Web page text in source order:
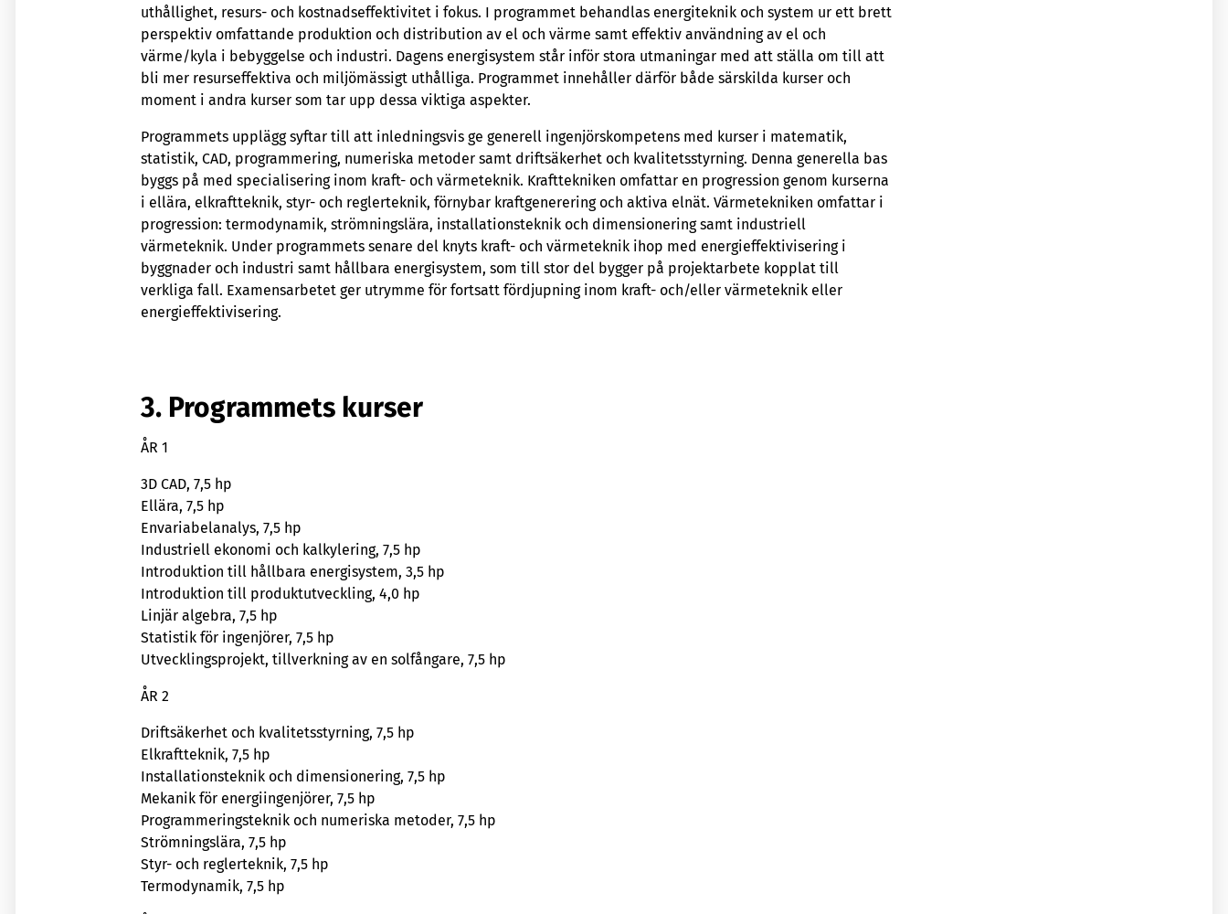
uthållighet, resurs- och kostnadseffektivitet i fokus. I programmet behandlas energiteknik och system ur ett brett
perspektiv omfattande produktion och distribution av el och värme samt effektiv användning av el och
värme/kyla i bebyggelse och industri. Dagens energisystem står inför stora utmaningar med att ställa om till att
bli mer resurseffektiva och miljömässigt uthålliga. Programmet innehåller därför både särskilda kurser och
moment i andra kurser som tar upp dessa viktiga aspekter.
Programmets upplägg syftar till att inledningsvis ge generell ingenjörskompetens med kurser i matematik,
statistik, CAD, programmering, numeriska metoder samt driftsäkerhet och kvalitetsstyrning. Denna generella bas
byggs på med specialisering inom kraft- och värmeteknik. Krafttekniken omfattar en progression genom kurserna
i ellära, elkraftteknik, styr- och reglerteknik, förnybar kraftgenerering och aktiva elnät. Värmetekniken omfattar i
progression: termodynamik, strömningslära, installationsteknik och dimensionering samt industriell
värmeteknik. Under programmets senare del knyts kraft- och värmeteknik ihop med energieffektivisering i
byggnader och industri samt hållbara energisystem, som till stor del bygger på projektarbete kopplat till
verkliga fall. Examensarbetet ger utrymme för fortsatt fördjupning inom kraft- och/eller värmeteknik eller
energieffektivisering.
3. Programmets kurser
ÅR 1
3D CAD, 7,5 hp
Ellära, 7,5 hp
Envariabelanalys, 7,5 hp
Industriell ekonomi och kalkylering, 7,5 hp
Introduktion till hållbara energisystem, 3,5 hp
Introduktion till produktutveckling, 4,0 hp
Linjär algebra, 7,5 hp
Statistik för ingenjörer, 7,5 hp
Utvecklingsprojekt, tillverkning av en solfångare, 7,5 hp
ÅR 2
Driftsäkerhet och kvalitetsstyrning, 7,5 hp
Elkraftteknik, 7,5 hp
Installationsteknik och dimensionering, 7,5 hp
Mekanik för energiingenjörer, 7,5 hp
Programmeringsteknik och numeriska metoder, 7,5 hp
Strömningslära, 7,5 hp
Styr- och reglerteknik, 7,5 hp
Termodynamik, 7,5 hp